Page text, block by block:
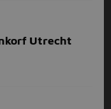
Utrecht